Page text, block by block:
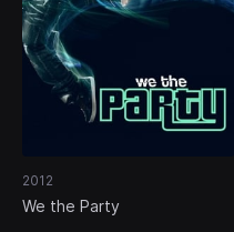
2012
We the Party